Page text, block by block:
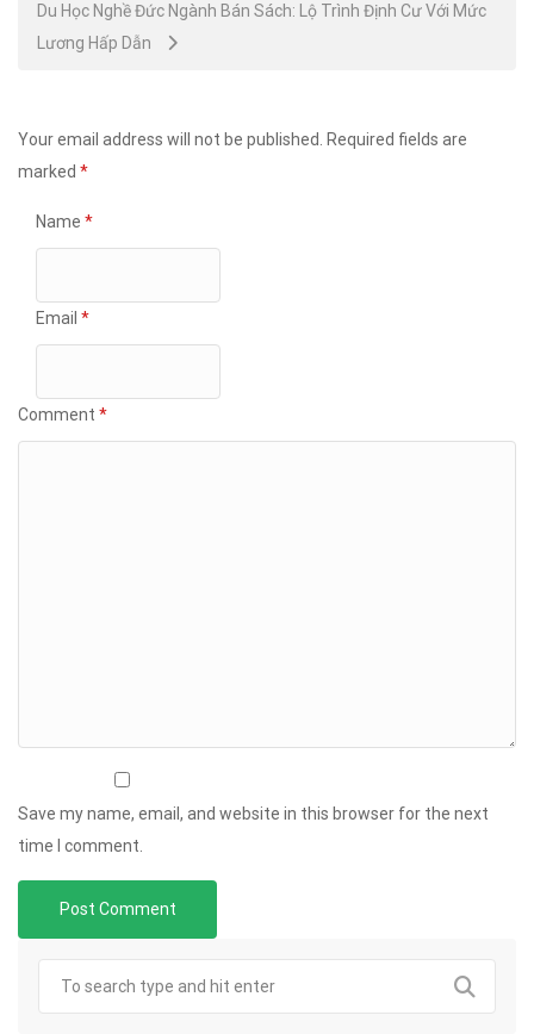
Du Học Nghề Đức Ngành Bán Sách: Lộ Trình Định Cư Với Mức
Lương Hấp Dẫn
Your email address will not be published. Required fields are
marked *
Name *
Email *
Comment *
Save my name, email, and website in this browser for the next
time I comment.